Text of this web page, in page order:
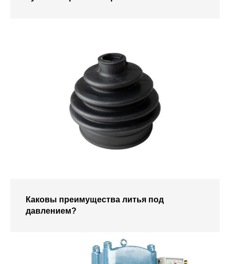
Каковы преимущества литья под
давлением?